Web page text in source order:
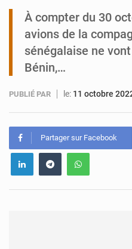
À compter du 30
avions de la
sénégalaise ne
Bénin,…
PUBLIÉ PAR le: 11 octobre
Partager sur Facebook